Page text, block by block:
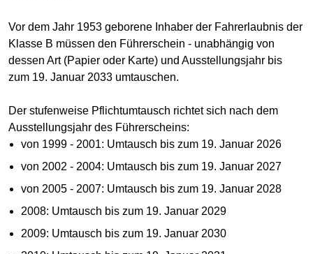
Vor dem Jahr 1953 geborene Inhaber der Fahrerlaubnis der
Klasse B müssen den Führerschein - unabhängig von
dessen Art (Papier oder Karte) und Ausstellungsjahr bis
zum 19. Januar 2033 umtauschen.
Der stufenweise Pflichtumtausch richtet sich nach dem
Ausstellungsjahr des Führerscheins:
von 1999 - 2001: Umtausch bis zum 19. Januar 2026
von 2002 - 2004: Umtausch bis zum 19. Januar 2027
von 2005 - 2007: Umtausch bis zum 19. Januar 2028
2008: Umtausch bis zum 19. Januar 2029
2009: Umtausch bis zum 19. Januar 2030